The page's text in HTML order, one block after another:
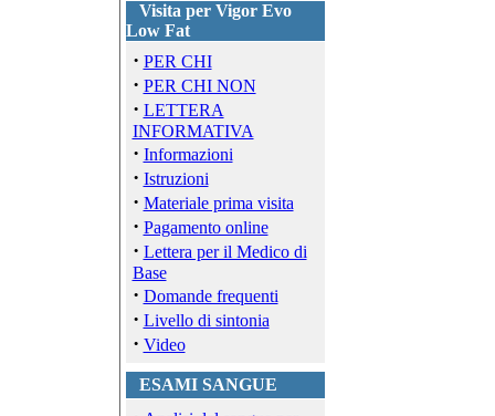
Visita per Vigor Evo
Low Fat
· PER CHI
· PER CHI NON
· LETTERA
INFORMATIVA
· Informazioni
· Istruzioni
· Materiale prima visita
· Pagamento online
· Lettera per il Medico di
Base
· Domande frequenti
· Livello di sintonia
· Video
ESAMI SANGUE